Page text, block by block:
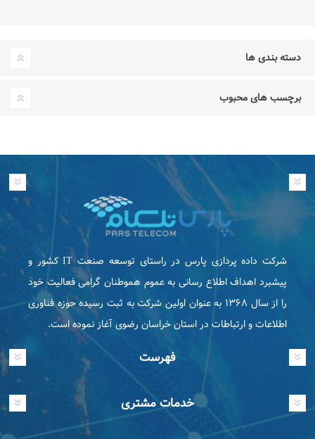
دسته بندی ها
برچسب های محبوب
شرکت داده پردازی پارس در راستای توسعه صنعت IT كشور و
پیشبرد اهداف اطلاع رسانی به عموم هموطنان گرامی فعاليت خود
را از سال ۱۳۶۸ به عنوان اولین شرکت به ثبت رسیده حوزه فناوری
اطلاعات و ارتباطات در استان خراسان رضوی آغاز نموده است.
فهرست
خدمات مشتری